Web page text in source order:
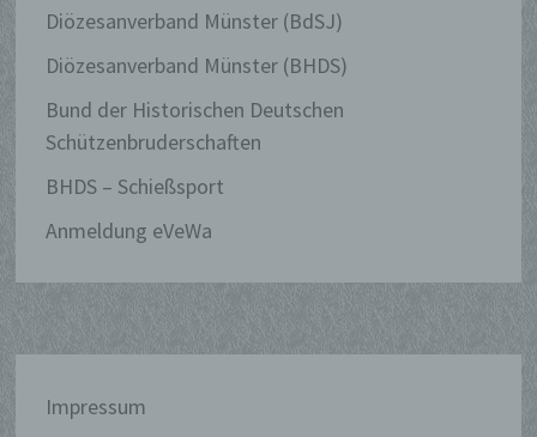
Diözesanverband Münster (BdSJ)
Diözesanverband Münster (BHDS)
Bund der Historischen Deutschen
Schützenbruderschaften
BHDS – Schießsport
Anmeldung eVeWa
Impressum
Verarbeitung Verantwortlichen
Grundverordnung, sonstiger in den
Mitgliedstaaten der Europäischen Union
Bestimmungen mit datenschutzrechtlichem
47533 Kleve